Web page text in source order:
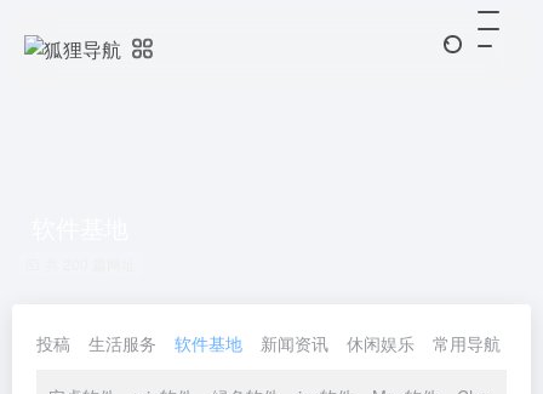
投稿 生活服务 软件基地 新闻资讯 休闲娱乐 常用导航